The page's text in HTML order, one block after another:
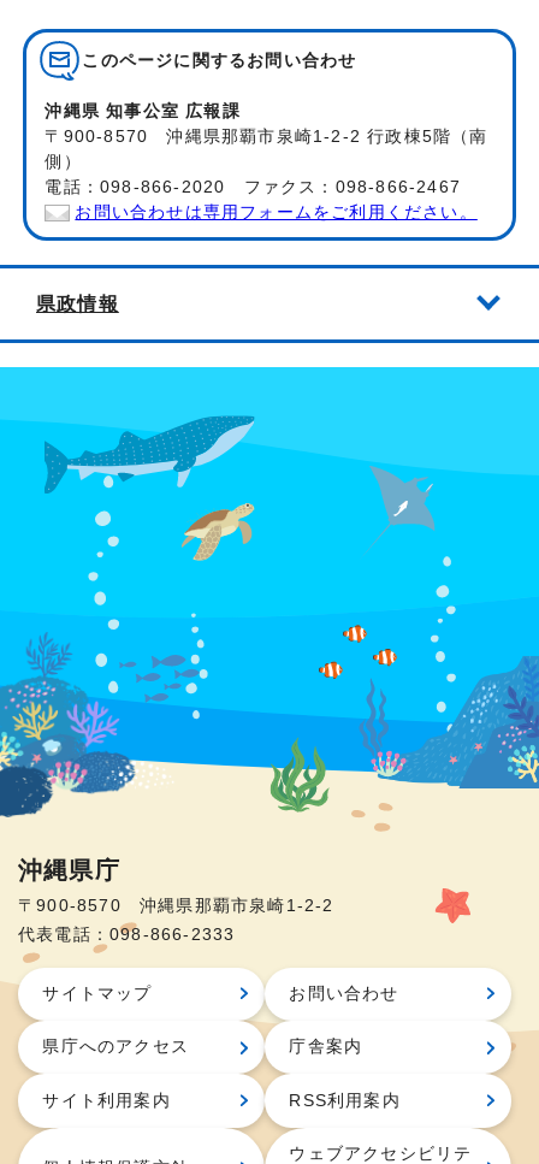
このページに関する お問い合わせ
沖縄県 知事公室 広報課
〒900-8570 沖縄県那覇市泉崎1-2-2 行政棟5階（南
側）
電話：098-866-2020 ファクス：098-866-2467
お問い合わせは専用フォームをご利用ください。
県政情報
沖縄県庁
〒900-8570 沖縄県那覇市泉崎1-2-2
代表電話：098-866-2333
サイトマップ お問い合わせ
県庁へのアクセス 庁舎案内
サイト利用案内 RSS利用案内
ウェブアクセシビリテ